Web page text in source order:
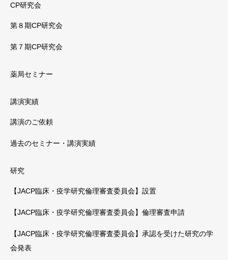
CP研究会
第８期CP研究会
第７期CP研究会
薬局セミナー
講演実績
講演のご依頼
過去のセミナー・講演実績
研究
【JACP臨床・疫学研究倫理審査委員会】設置
【JACP臨床・疫学研究倫理審査委員会】倫理審査申請
【JACP臨床・疫学研究倫理審査委員会】承認を受けた研究の学
会発表